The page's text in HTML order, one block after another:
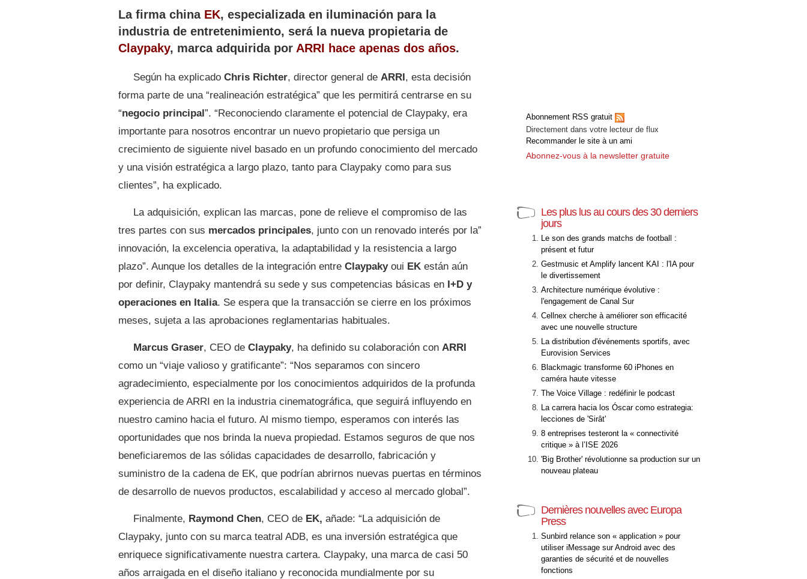
La firma china EK, especializada en iluminación para la
industria de entretenimiento, será la nueva propietaria de
Claypaky, marca adquirida por ARRI hace apenas dos años.
Según ha explicado Chris Richter, director general de ARRI, esta decisión
forma parte de una “realineación estratégica” que les permitirá centrarse en su
“negocio principal”. “Reconociendo claramente el potencial de Claypaky, era
importante para nosotros encontrar un nuevo propietario que persiga un
crecimiento de siguiente nivel basado en un profundo conocimiento del mercado
y una visión estratégica a largo plazo, tanto para Claypaky como para sus
clientes”, ha explicado.
La adquisición, explican las marcas, pone de relieve el compromiso de las
tres partes con sus mercados principales, junto con un renovado interés por la”
innovación, la excelencia operativa, la adaptabilidad y la resistencia a largo
plazo”. Aunque los detalles de la integración entre Claypakyoui EK están aún
por definir, Claypaky mantendrá su sede y sus competencias básicas en I+D y
operaciones en Italia. Se espera que la transacción se cierre en los próximos
meses, sujeta a las aprobaciones reglamentarias habituales.
Marcus Graser, CEO de Claypaky, ha definido su colaboración con ARRI
como un “viaje valioso y gratificante”: “Nos separamos con sincero
agradecimiento, especialmente por los conocimientos adquiridos de la profunda
experiencia de ARRI en la industria cinematográfica, que seguirá influyendo en
nuestro camino hacia el futuro. Al mismo tiempo, esperamos con interés las
oportunidades que nos brinda la nueva propiedad. Estamos seguros de que nos
beneficiaremos de las sólidas capacidades de desarrollo, fabricación y
suministro de la cadena de EK, que podrían abrirnos nuevas puertas en términos
de desarrollo de nuevos productos, escalabilidad y acceso al mercado global”.
Finalmente, Raymond Chen, CEO de EK, añade: “La adquisición de
Claypaky, junto con su marca teatral ADB, es una inversión estratégica que
enriquece significativamente nuestra cartera. Claypaky, una marca de casi 50
años arraigada en el diseño italiano y reconocida mundialmente por su
Abonnement RSS gratuit
Directement dans votre lecteur de flux
Recommander le site à un ami
Abonnez-vous à la newsletter gratuite
Les plus lus au cours des 30 derniers
jours
Le son des grands matchs de football :
présent et futur
Gestmusic et Amplify lancent KAI : l'IA pour
le divertissement
Architecture numérique évolutive :
l'engagement de Canal Sur
Cellnex cherche à améliorer son efficacité
avec une nouvelle structure
La distribution d'événements sportifs, avec
Eurovision Services
Blackmagic transforme 60 iPhones en
caméra haute vitesse
The Voice Village : redéfinir le podcast
La carrera hacia los Óscar como estrategia:
lecciones de 'Sirât'
8 entreprises testeront la « connectivité
critique » à l’ISE 2026
'Big Brother' révolutionne sa production sur un
nouveau plateau
Dernières nouvelles avec Europa
Press
Sunbird relance son « application » pour
utiliser iMessage sur Android avec des
garanties de sécurité et de nouvelles
fonctions